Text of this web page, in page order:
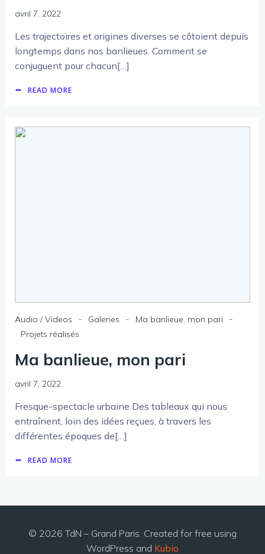
avril 7, 2022
Les trajectoires et origines diverses se côtoient depuis
longtemps dans nos banlieues. Comment se
conjuguent pour chacun[…]
READ MORE
Audio / Videos - Galeries - Ma banlieue, mon pari -
Projets réalisés
Ma banlieue, mon pari
avril 7, 2022
Fresque-spectacle urbaine Des tableaux qui nous
entraînent, loin des idées reçues, à travers les
différentes époques de[…]
READ MORE
© 2026 TdN – Grand Paris. Created for free using
WordPress and Kubio